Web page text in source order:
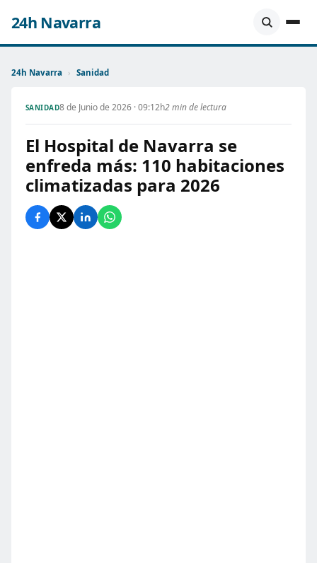
24h Navarra
24h Navarra › Sanidad
SANIDAD8 de Junio de 2026 · 09:12h2 min de lectura
El Hospital de Navarra se
enfreda más: 110 habitaciones
climatizadas para 2026